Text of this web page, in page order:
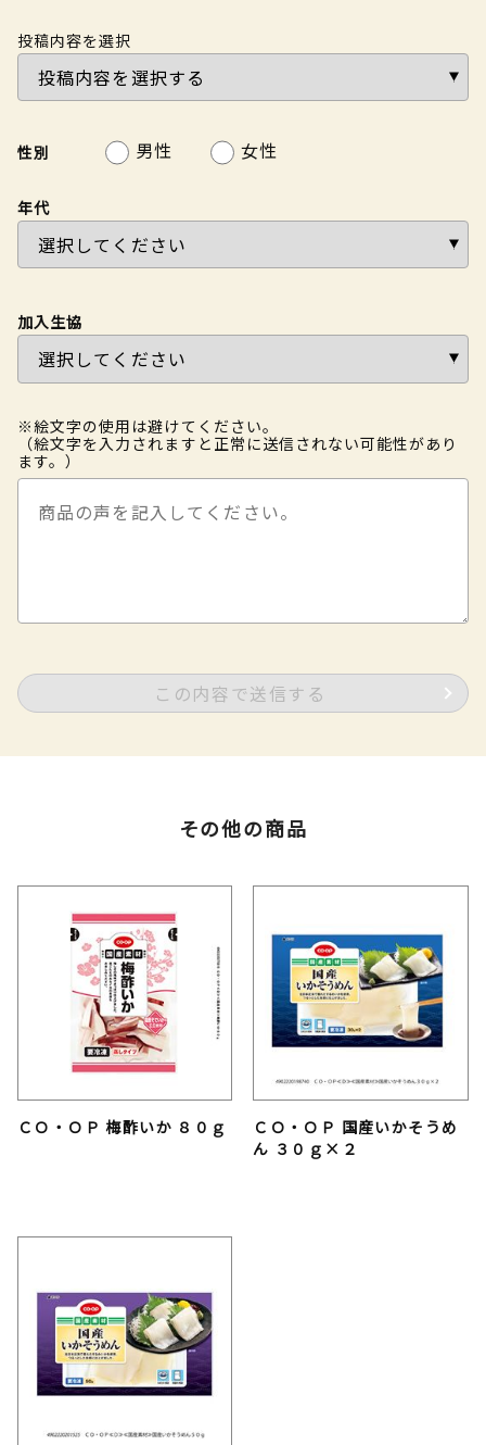
投稿内容を選択
性別 男性 女性
年代
加入生協
※絵文字の使用は避けてください。
（絵文字を入力されますと正常に送信されない可能性があり
ます。）
この内容で送信する
その他の商品
ＣＯ・ＯＰ 梅酢いか ８０ｇ
ＣＯ・ＯＰ 国産いかそうめ
ん ３０ｇ×２